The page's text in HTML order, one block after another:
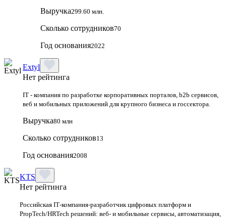
Выручка299.60 млн.
Сколько сотрудников70
Год основания2022
Extyl
Нет рейтинга
IT - компания по разработке корпоративных порталов, b2b сервисов,
веб и мобильных приложений для крупного бизнеса и госсектора.
Выручка80 млн
Сколько сотрудников13
Год основания2008
KTS
Нет рейтинга
Российская IT‑компания‑разработчик цифровых платформ и
PropTech/HRTech решений: веб‑ и мобильные сервисы, автоматизация,